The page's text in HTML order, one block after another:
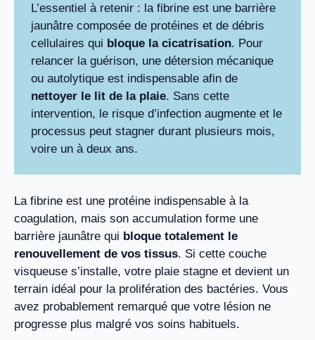
L’essentiel à retenir : la fibrine est une barrière
jaunâtre composée de protéines et de débris
cellulaires qui bloque la cicatrisation. Pour
relancer la guérison, une détersion mécanique
ou autolytique est indispensable afin de
nettoyer le lit de la plaie. Sans cette
intervention, le risque d’infection augmente et le
processus peut stagner durant plusieurs mois,
voire un à deux ans.
La fibrine est une protéine indispensable à la
coagulation, mais son accumulation forme une
barrière jaunâtre qui bloque totalement le
renouvellement de vos tissus. Si cette couche
visqueuse s’installe, votre plaie stagne et devient un
terrain idéal pour la prolifération des bactéries. Vous
avez probablement remarqué que votre lésion ne
progresse plus malgré vos soins habituels.